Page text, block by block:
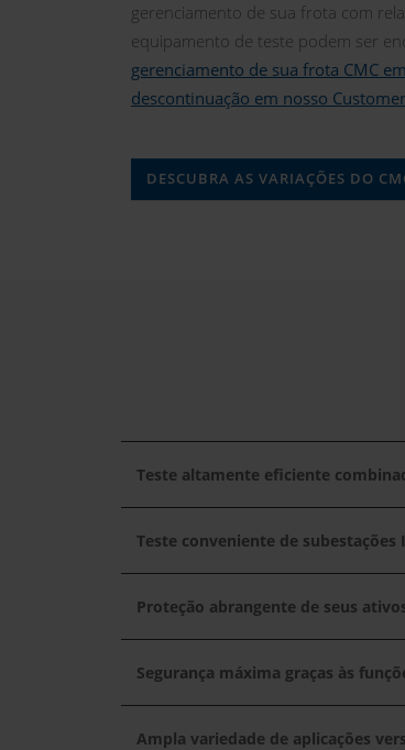
gerenciamento de sua frota com
equipamento de teste podem ser
gerenciamento de sua frota CMC
descontinuação em nosso
DESCUBRA AS VARIAÇÕES DO
Teste altamente eficiente
Teste conveniente de
Proteção abrangente de seus
Segurança máxima graças às
Ampla variedade de aplicações